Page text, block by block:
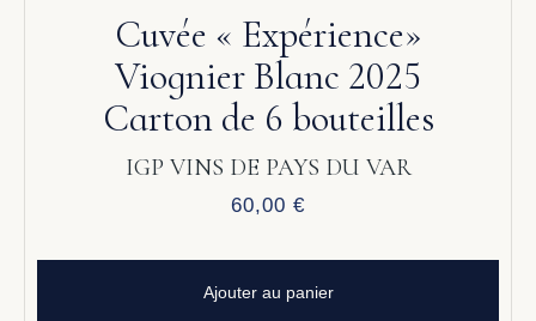
Cuvée « Expérience»
Viognier Blanc 2025
Carton de 6 bouteilles
IGP VINS DE PAYS DU VAR
60,00 €
Ajouter au panier